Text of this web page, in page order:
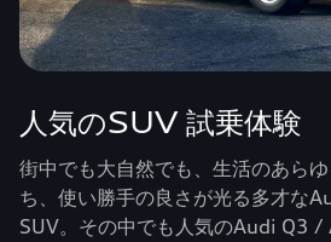
人気のSUV 試乗体験
街中でも大自然でも、生活のあら
ち、使い勝手の良さが光る多才な
SUV。その中でも人気のAudi Q3